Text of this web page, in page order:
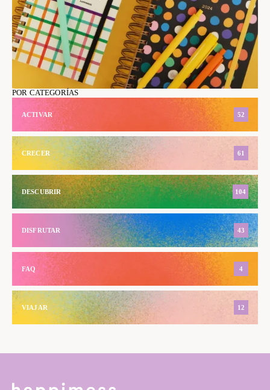
POR CATEGORÍAS
ACTIVAR 52
CRECER 61
DESCUBRIR 104
DISFRUTAR 43
FAQ 4
VIAJAR 12